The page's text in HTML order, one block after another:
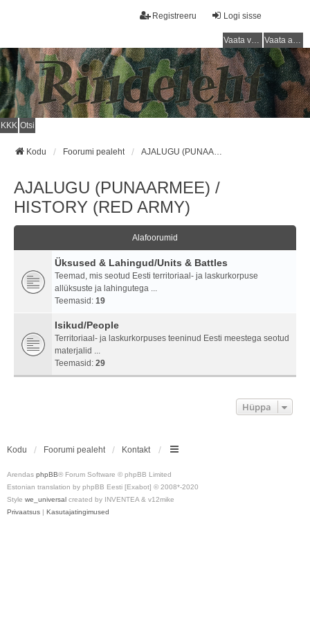
Logi sisse
Registreeru
Vaata vastamata teemasi Vaata aktiivseid teemasid
KKK Otsi
Kodu Foorumi pealeht AJALUGU (PUNAARMEE) / HISTORY (RED ARMY)
AJALUGU (PUNAARMEE) /
HISTORY (RED ARMY)
Alafoorumid
Üksused & Lahingud/Units & Battles
Teemad, mis seotud Eesti territoriaal- ja laskurkorpuse
allüksuste ja lahingutega ...
Teemasid: 19
Isikud/People
Territoriaal- ja laskurkorpuses teeninud Eesti meestega seotud
materjalid ...
Teemasid: 29
Hüppa
Kodu Foorumi pealeht Kontakt
Arendas phpBB® Forum Software © phpBB Limited
Estonian translation by phpBB Eesti [Exabot] © 2008*-2020
Style we_universal created by INVENTEA & v12mike
Privaatsus | Kasutajatingimused